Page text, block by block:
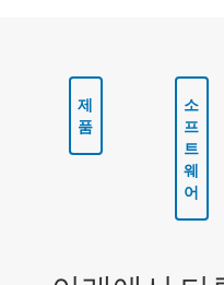
제
품
소
프
트
웨
어